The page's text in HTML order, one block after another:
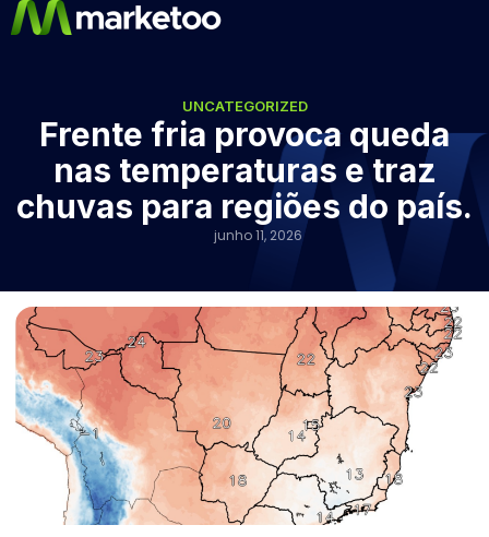
UNCATEGORIZED
Frente fria provoca queda
nas temperaturas e traz
chuvas para regiões do país.
junho 11, 2026